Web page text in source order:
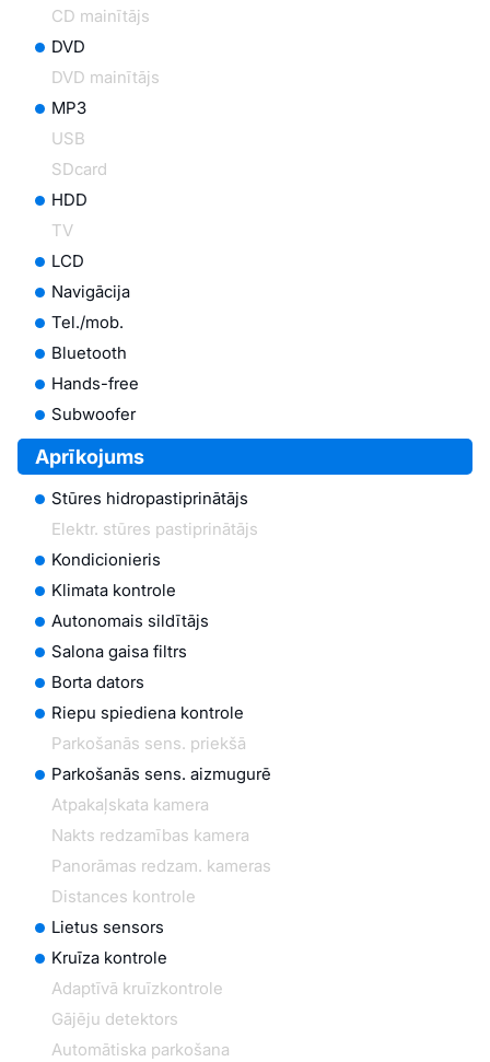
CD mainītājs
DVD
DVD mainītājs
MP3
USB
SDcard
HDD
TV
LCD
Navigācija
Tel./mob.
Bluetooth
Hands-free
Subwoofer
Aprīkojums
Stūres hidropastiprinātājs
Elektr. stūres pastiprinātājs
Kondicionieris
Klimata kontrole
Autonomais sildītājs
Salona gaisa filtrs
Borta dators
Riepu spiediena kontrole
Parkošanās sens. priekšā
Parkošanās sens. aizmugurē
Atpakaļskata kamera
Nakts redzamības kamera
Panorāmas redzam. kameras
Distances kontrole
Lietus sensors
Kruīza kontrole
Adaptīvā kruīzkontrole
Gājēju detektors
Automātiska parkošana